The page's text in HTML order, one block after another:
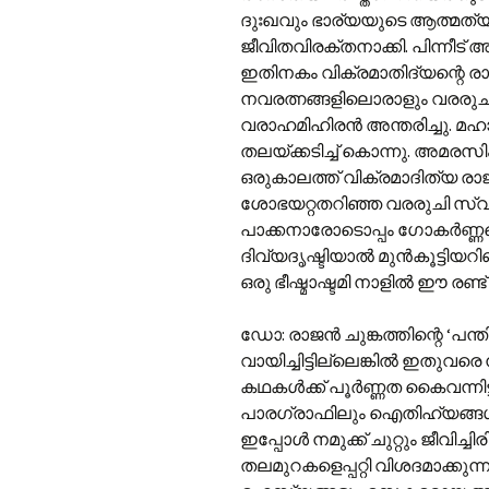
ദുഃഖവും ഭാര്യയുടെ
ജീവിതവിരക്തനാക്കി. പിന്നീട്
ഇതിനകം വിക്രമാതിദ്യന്റെ
നവരത്നങ്ങളിലൊരാളും
വരാഹമിഹിരൻ അന്തരിച്ചു.
തലയ്ക്കടിച്ച് കൊന്നു.
ഒരുകാലത്ത് വിക്രമാദിത്യ
ശോഭയറ്റതറിഞ്ഞ വരരുചി
പാക്കനാരോടൊപ്പം
ദിവ്യദൃഷ്ടിയാൽ
ഒരു ഭീഷ്മാഷ്ടമി നാളിൽ ഈ
ഡോ: രാജൻ ചുങ്കത്തിന്റെ
വായിച്ചിട്ടില്ലെങ്കിൽ
കഥകൾക്ക് പൂർണ്ണത
പാരഗ്രാഫിലും
ഇപ്പോൾ നമുക്ക് ചുറ്റും
തലമുറകളെപ്പറ്റി